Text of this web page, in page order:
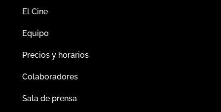
El Cine
Equipo
Precios y horarios
Colaboradores
Sala de prensa